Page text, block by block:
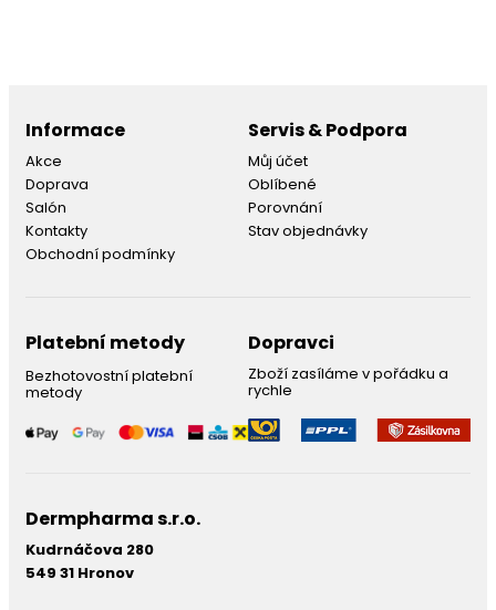
Informace
Akce
Doprava
Salón
Kontakty
Obchodní podmínky
Servis & Podpora
Můj účet
Oblíbené
Porovnání
Stav objednávky
Platební metody
Bezhotovostní platební
metody
Dopravci
Zboží zasíláme v pořádku a
rychle
Dermpharma s.r.o.
Kudrnáčova 280
549 31 Hronov